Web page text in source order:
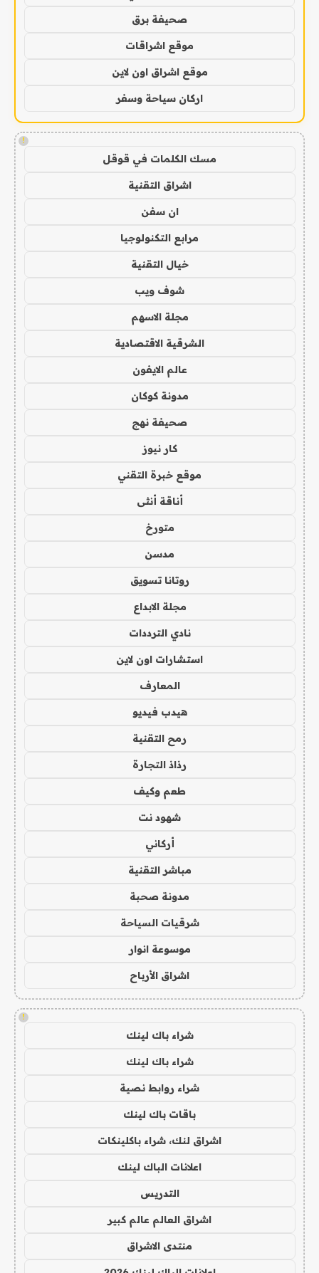
صحيفة برق
موقع اشراقات
موقع اشراق اون لاين
اركان سياحة وسفر
!
مسك الكلمات في قوقل
اشراق التقنية
ان سفن
مرابع التكنولوجيا
خيال التقنية
شوف ويب
مجلة الاسهم
الشرقية الاقتصادية
عالم الايفون
مدونة كوكان
صحيفة نهج
كار نيوز
موقع خبرة التقني
أناقة أنثى
متورخ
مدسن
روتانا تسويق
مجلة الابداع
نادي الترددات
استشارات اون لاين
المعارف
هيدب فيديو
رمح التقنية
رذاذ التجارة
طعم وكيف
شهود نت
أركاني
مباشر التقنية
مدونة صحبة
شرقيات السياحة
موسوعة انوار
اشراق الأرباح
!
شراء باك لينك
شراء باك لينك
شراء روابط نصية
باقات باك لينك
اشراق لنك، شراء باكلينكات
اعلانات الباك لينك
التدريس
اشراق العالم عالم كبير
منتدى الاشراق